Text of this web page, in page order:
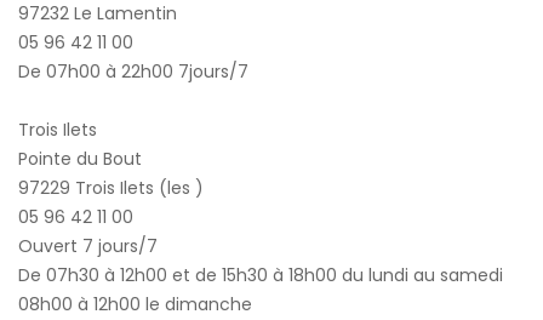
97232 Le Lamentin
05 96 42 11 00
De 07h00 à 22h00 7jours/7
Trois Ilets
Pointe du Bout
97229 Trois Ilets (les )
05 96 42 11 00
Ouvert 7 jours/7
De 07h30 à 12h00 et de 15h30 à 18h00 du lundi au samedi
08h00 à 12h00 le dimanche